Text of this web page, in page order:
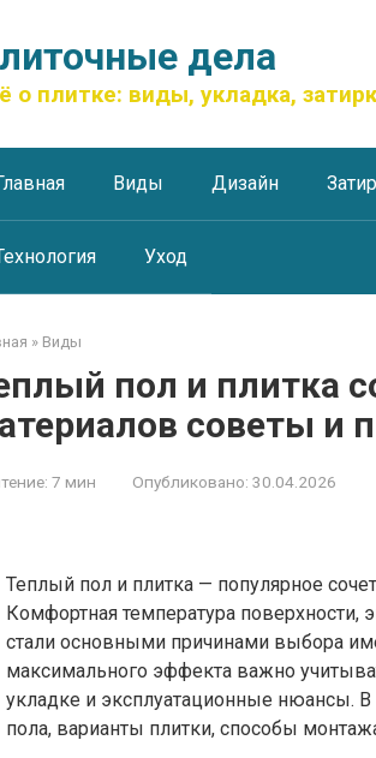
дела
о плитке: виды, укладка,
Виды Дизайн
Уход
» Виды
пол и плитка
советы и
7 мин Опубликовано: 30.04.2026
Теплый пол и плитка — популярное
Комфортная температура
стали основными причинами выбора
максимального эффекта важно
укладке и эксплуатационные нюансы.
пола, варианты плитки, способы